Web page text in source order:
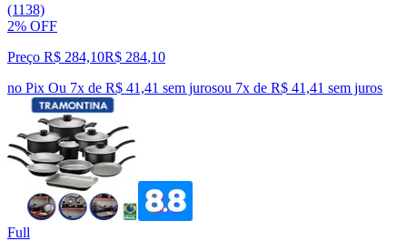
(1138)
2% OFF
Preço R$ 284,10R$ 284,10
no Pix Ou 7x de R$ 41,41 sem jurosou 7x de R$ 41,41 sem juros
Full